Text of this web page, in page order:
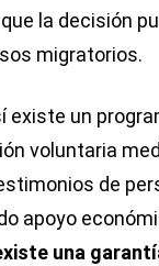
la decisión
migratorios.
existe un
voluntaria
de
apoyo
una